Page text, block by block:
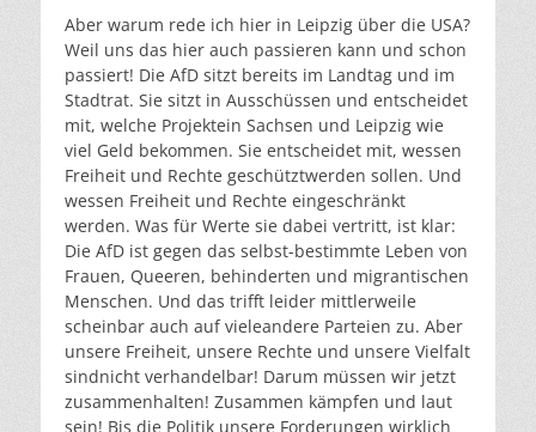
Aber warum rede ich hier in Leipzig über die USA?
Weil uns das hier auch passieren kann und schon
passiert! Die AfD sitzt bereits im Landtag und im
Stadtrat. Sie sitzt in Ausschüssen und entscheidet
mit, welche Projektein Sachsen und Leipzig wie
viel Geld bekommen. Sie entscheidet mit, wessen
Freiheit und Rechte geschütztwerden sollen. Und
wessen Freiheit und Rechte eingeschränkt
werden. Was für Werte sie dabei vertritt, ist klar:
Die AfD ist gegen das selbst-bestimmte Leben von
Frauen, Queeren, behinderten und migrantischen
Menschen. Und das trifft leider mittlerweile
scheinbar auch auf vieleandere Parteien zu. Aber
unsere Freiheit, unsere Rechte und unsere Vielfalt
sindnicht verhandelbar! Darum müssen wir jetzt
zusammenhalten! Zusammen kämpfen und laut
sein! Bis die Politik unsere Forderungen wirklich